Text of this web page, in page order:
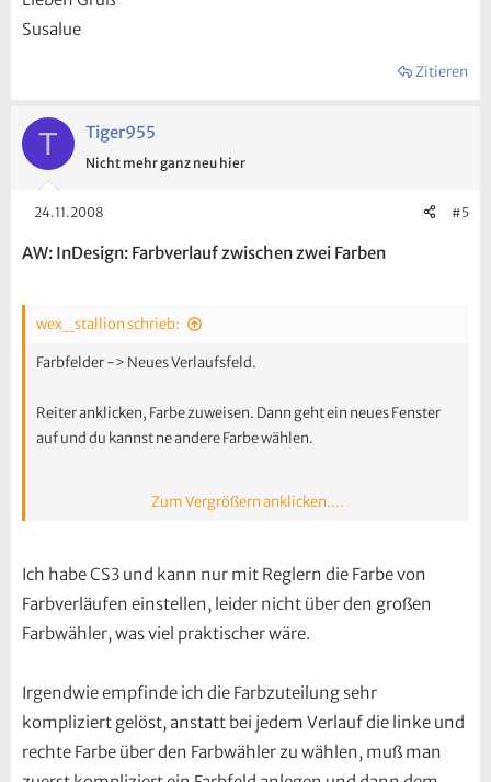
Susalue
Zitieren
T Tiger955
Nicht mehr ganz neu hier
24.11.2008 #5
AW: InDesign: Farbverlauf zwischen zwei Farben
wex_stallion schrieb:
Farbfelder -> Neues Verlaufsfeld.
Reiter anklicken, Farbe zuweisen. Dann geht ein neues Fenster
auf und du kannst ne andere Farbe wählen.
Zumindest bei InDesign 2.0, aktueller kann ich nicht mit dienen
Zum Vergrößern anklicken....
Ich habe CS3 und kann nur mit Reglern die Farbe von
Farbverläufen einstellen, leider nicht über den großen
Farbwähler, was viel praktischer wäre.
Irgendwie empfinde ich die Farbzuteilung sehr
kompliziert gelöst, anstatt bei jedem Verlauf die linke und
rechte Farbe über den Farbwähler zu wählen, muß man